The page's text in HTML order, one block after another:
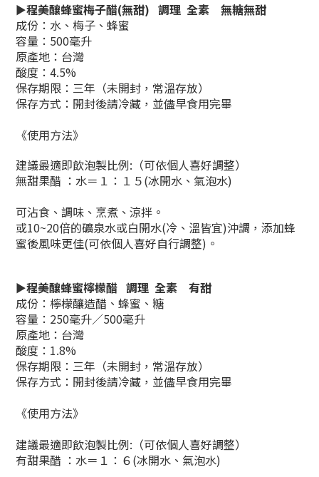
►程美釀蜂蜜梅子醋(無甜) 調理 全素 無糖無甜
成份：水、梅子、蜂蜜
容量： 500毫升
原產地：台灣
酸度：4.5%
保存期限：三年（未開封，常溫存放）
保存方式：開封後請冷藏，並儘早食用完畢
《使用方法》
建議最適即飲泡製比例:（可依個人喜好調整）
無甜果醋 ：水＝１：１５(冰開水、氣泡水)
可沾食、調味、烹煮、涼拌。
或10~20倍的礦泉水或白開水(冷 、 溫皆宜)沖調，添加蜂
蜜後風味更佳(可依個人喜好自行調整)。
►程美釀蜂蜜檸檬醋 調理 全素 有甜
成份：檸檬釀造醋、蜂蜜、糖
容量：250毫升／500毫升
原產地：台灣
酸度：1.8%
保存期限：三年（未開封，常溫存放）
保存方式：開封後請冷藏，並儘早食用完畢
《使用方法》
建議最適即飲泡製比例:（可依個人喜好調整）
有甜果醋 ：水＝１：６(冰開水、氣泡水)